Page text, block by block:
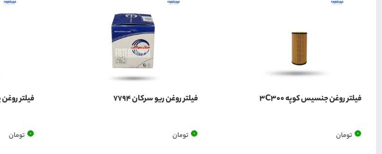
فیلتر روغن جنسیس کوپه 3C300
0 تومان
فیلتر روغن ریو سرکان 7794
0 تومان
فیلتر روغن پژو 405
0 تومان